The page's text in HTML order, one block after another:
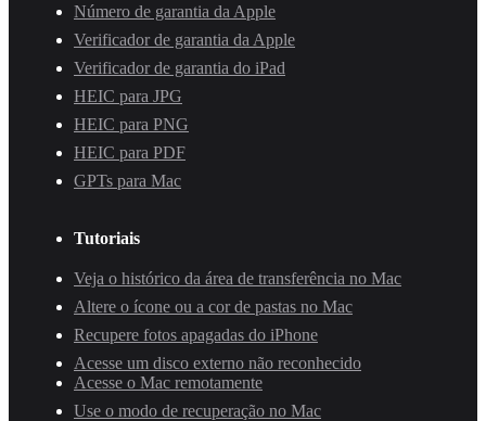
Número de garantia da Apple
Verificador de garantia da Apple
Verificador de garantia do iPad
HEIC para JPG
HEIC para PNG
HEIC para PDF
GPTs para Mac
Tutoriais
Veja o histórico da área de transferência no Mac
Altere o ícone ou a cor de pastas no Mac
Recupere fotos apagadas do iPhone
Acesse um disco externo não reconhecido
Acesse o Mac remotamente
Use o modo de recuperação no Mac